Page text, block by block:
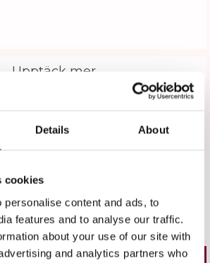
Details About
cookies
personalise content and ads, to
features and to analyse our traffic.
about your use of our site with
and analytics partners who
Upptäck mer
har inga recensioner
Skriv en recension